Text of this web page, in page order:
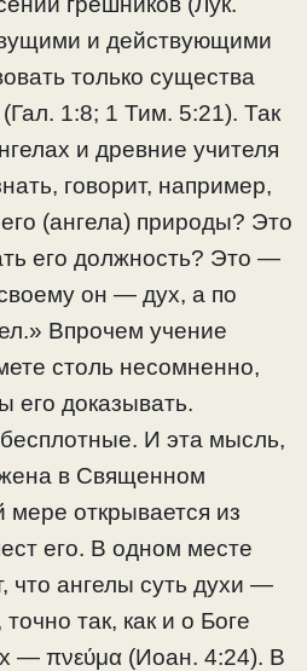
и действующими
только существа
1:8; 1 Тим. 5:21). Так
и древние учителя
говорит, например,
(ангела) природы? Это
его должность? Это —
он — дух, а по
Впрочем учение
столь несомненно,
его доказывать.
И эта мысль,
в Священном
открывается из
его. В одном месте
что ангелы суть духи —
так, как и о Боге
— πνεύμα (Иоан. 4:24). В